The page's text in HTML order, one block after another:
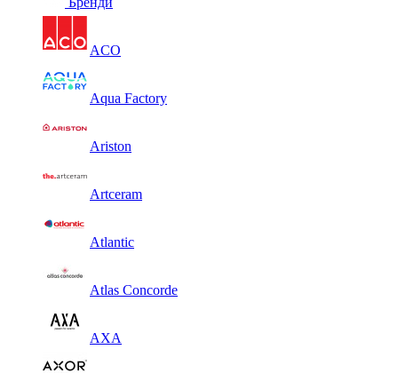
ACO
Aqua Factory
Ariston
Artceram
Atlantic
Atlas Concorde
AXA